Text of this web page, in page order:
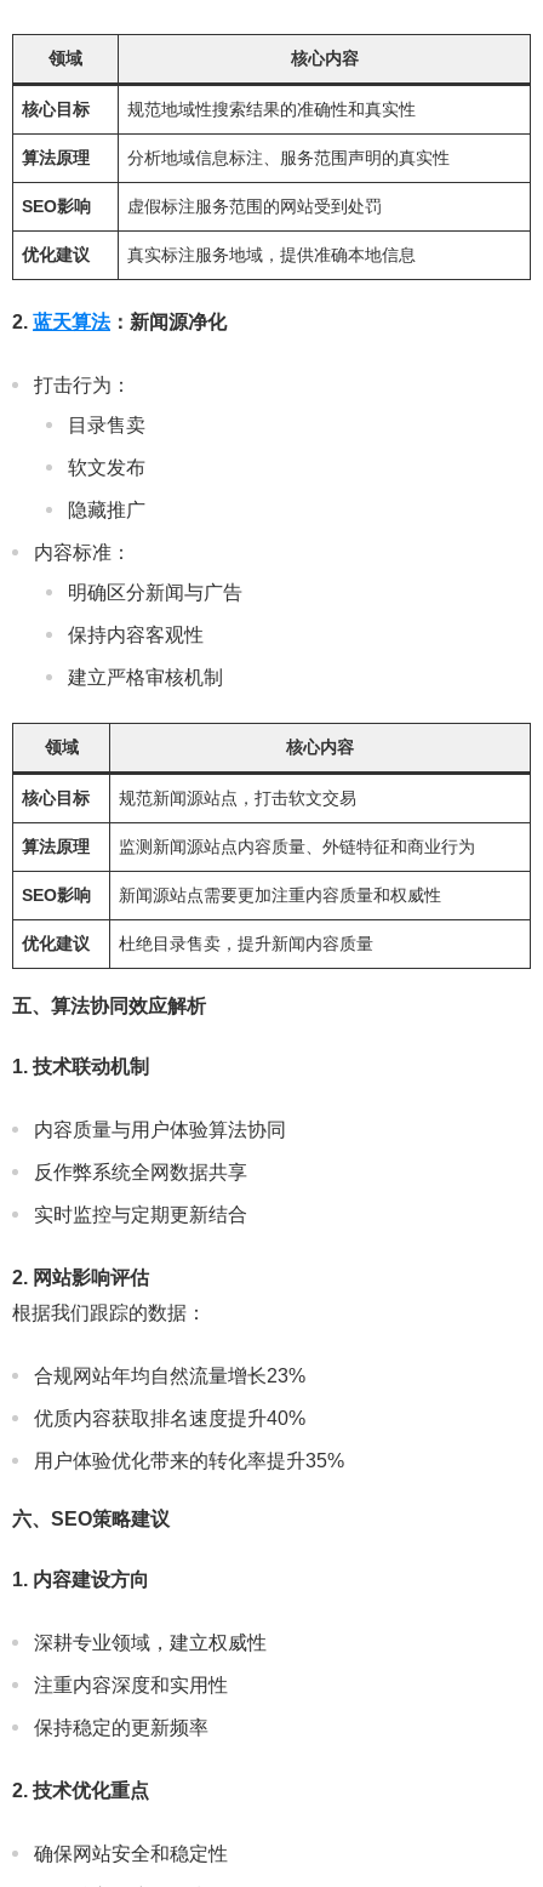
领域 核心内容
核心目标 规范地域性搜索结果的准确性和真实性
算法原理 分析地域信息标注、服务范围声明的真实性
SEO影响 虚假标注服务范围的网站受到处罚
优化建议 真实标注服务地域，提供准确本地信息
2. 蓝天算法：新闻源净化
打击行为：
目录售卖
软文发布
隐藏推广
内容标准：
明确区分新闻与广告
保持内容客观性
建立严格审核机制
领域 核心内容
核心目标 规范新闻源站点，打击软文交易
算法原理 监测新闻源站点内容质量、外链特征和商业行为
SEO影响 新闻源站点需要更加注重内容质量和权威性
优化建议 杜绝目录售卖，提升新闻内容质量
五、算法协同效应解析
1. 技术联动机制
内容质量与用户体验算法协同
反作弊系统全网数据共享
实时监控与定期更新结合
2. 网站影响评估
根据我们跟踪的数据：
合规网站年均自然流量增长23%
优质内容获取排名速度提升40%
用户体验优化带来的转化率提升35%
六、SEO策略建议
1. 内容建设方向
深耕专业领域，建立权威性
注重内容深度和实用性
保持稳定的更新频率
2. 技术优化重点
确保网站安全和稳定性